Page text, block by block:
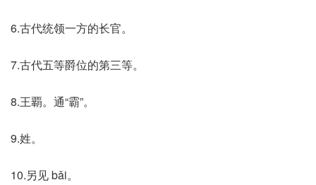
6.古代统领一方的长官。
7.古代五等爵位的第三等。
8.王覇。通“霸”。
9.姓。
10.另见 bǎi。